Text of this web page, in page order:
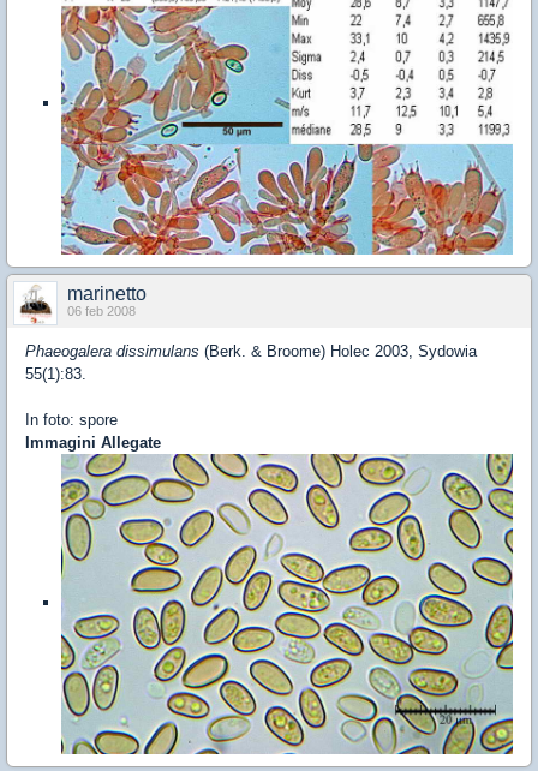
marinetto
06 feb 2008
Phaeogalera dissimulans (Berk. & Broome) Holec 2003, Sydowia
55(1):83.
In foto: spore
Immagini Allegate